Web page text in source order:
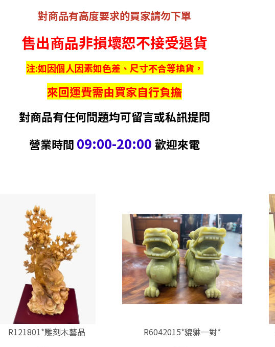
對商品有高度要求的買家請勿下單
售出商品非損壞恕不接受退貨
注:如因個人因素如色差、尺寸不合等換貨，
來回運費需由買家自行負擔
對商品有任何問題均可留言或私訊提問
營業時間 09:00-20:00 歡迎來電
R121801*雕刻木藝品 R6042015*貔貅一對*